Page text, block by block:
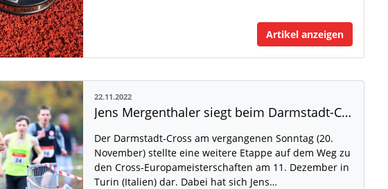
Artikel anzeigen
22.11.2022
Jens Mergenthaler siegt beim Darmstadt-Cross
Der Darmstadt-Cross am vergangenen Sonntag (20.
November) stellte eine weitere Etappe auf dem Weg zu
den Cross-Europameisterschaften am 11. Dezember in
Turin (Italien) dar. Dabei hat sich Jens…